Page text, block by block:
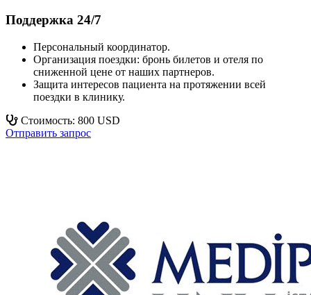
Поддержка 24/7
Персональный координатор.
Организация поездки: бронь билетов и отеля по
сниженной цене от наших партнеров.
Защита интересов пациента на протяжении всей
поездки в клинику.
Стоимость: 800 USD
Отправить запрос